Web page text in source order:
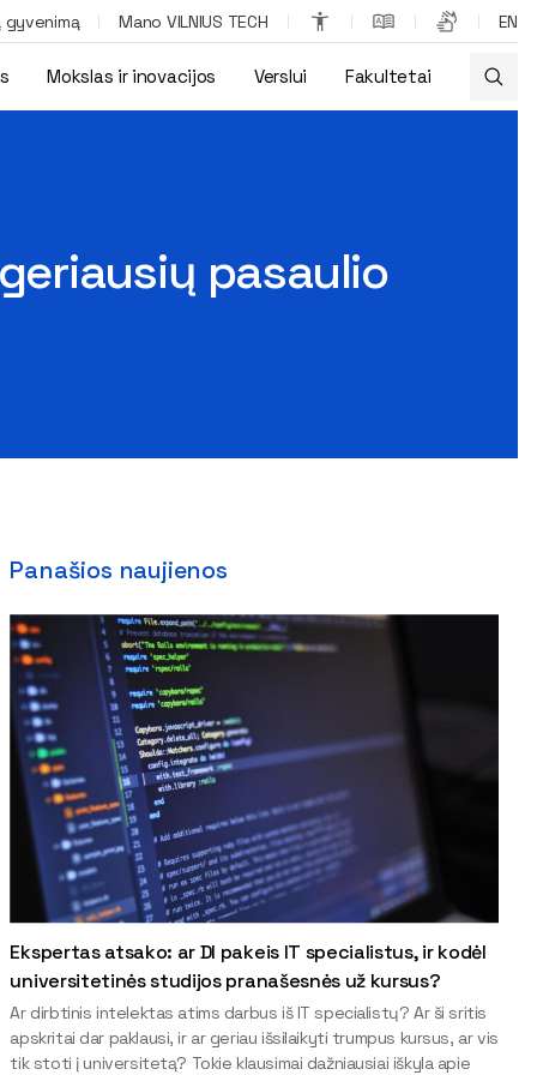
gyvenimą Mano VILNIUS TECH EN
Mokslas ir inovacijos Verslui Fakultetai
pasaulio
Panašios naujienos
Ekspertas atsako: ar DI pakeis IT specialistus, ir kodėl
universitetinės studijos pranašesnės už kursus?
Ar dirbtinis intelektas atims darbus iš IT specialistų? Ar ši sritis
apskritai dar paklausi, ir ar geriau išsilaikyti trumpus kursus, ar vis
tik stoti į universitetą? Tokie klausimai dažniausiai iškyla apie